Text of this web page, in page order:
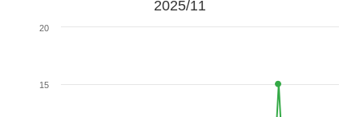
2025/11
15
20